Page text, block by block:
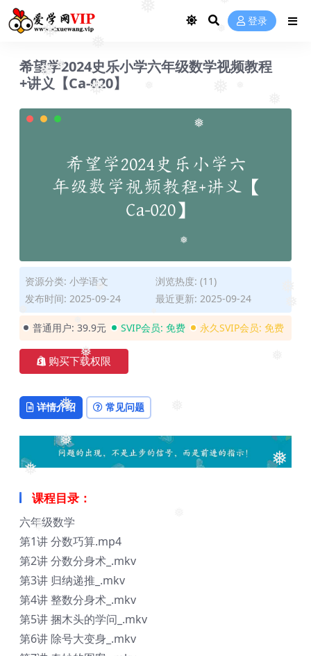
❅
❅
❅
❅
❅
❅
❅
❅
❅
❅
❅
❅
❅ ❅
❅ ❅
❅ ❅
❅
❅
❅ 登录
希望学2024史乐小学六年级数学视频教程
+讲义【Ca-020】
资源分类: 小学语文
浏览热度: (11)
发布时间: 2025-09-24
最近更新: 2025-09-24
普通用户: 39.9元 SVIP会员: 免费 永久SVIP会员: 免费
购买下载权限
详情介绍 常见问题
课程目录：
六年级数学
第1讲 分数巧算.mp4
第2讲 分数分身术_.mkv
第3讲 归纳递推_.mkv
第4讲 整数分身术_.mkv
第5讲 捆木头的学问_.mkv
第6讲 除号大变身_.mkv